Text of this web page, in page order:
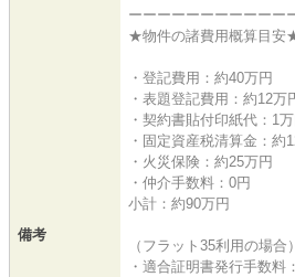
備考
ーーーーーーーーーーー
★物件の諸費用概算目安
・登記費用：約40万円
・表題登記費用：約12万
・契約書貼付印紙代：1万
・固定資産税清算金：約
・火災保険：約25万円
・仲介手数料：0円
小計：約90万円
（フラット35利用の場合）
・適合証明書発行手数料